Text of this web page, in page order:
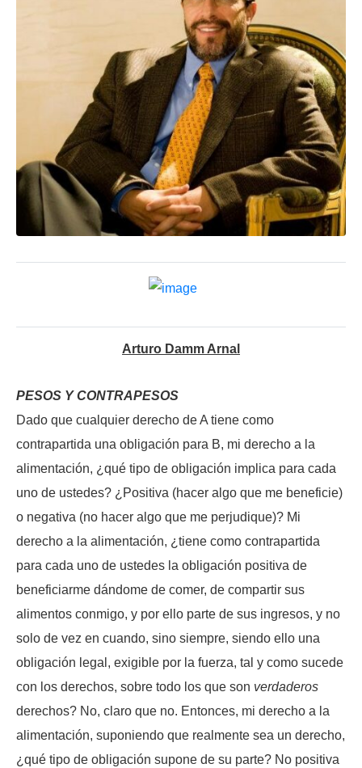
Arturo Damm Arnal
PESOS Y CONTRAPESOS
Dado que cualquier derecho de A tiene como
contrapartida una obligación para B, mi derecho a la
alimentación, ¿qué tipo de obligación implica para cada
uno de ustedes? ¿Positiva (hacer algo que me beneficie)
o negativa (no hacer algo que me perjudique)? Mi
derecho a la alimentación, ¿tiene como contrapartida
para cada uno de ustedes la obligación positiva de
beneficiarme dándome de comer, de compartir sus
alimentos conmigo, y por ello parte de sus ingresos, y no
solo de vez en cuando, sino siempre, siendo ello una
obligación legal, exigible por la fuerza, tal y como sucede
con los derechos, sobre todo los que son verdaderos
derechos? No, claro que no. Entonces, mi derecho a la
alimentación, suponiendo que realmente sea un derecho,
¿qué tipo de obligación supone de su parte? No positiva